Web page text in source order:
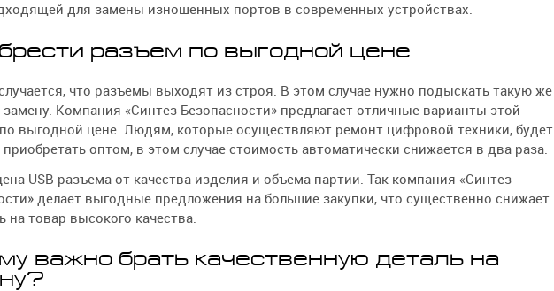
для замены изношенных портов в современных устройствах.
разъем по выгодной цене
что разъемы выходят из строя. В этом случае нужно подыскать такую же
замену. Компания «Синтез Безопасности» предлагает отличные варианты этой
по выгодной цене. Людям, которые осуществляют ремонт цифровой техники, будет
оптом, в этом случае стоимость автоматически снижается в два раза.
USB разъема от качества изделия и объема партии. Так компания «Синтез
делает выгодные предложения на большие закупки, что существенно снижает
на товар высокого качества.
важно брать качественную деталь на